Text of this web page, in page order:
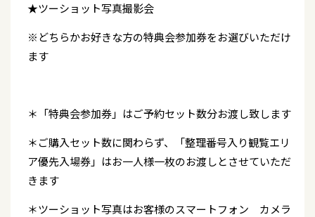
★ツーショット写真撮影会
※どちらかお好きな方の特典会参加券をお選びいただけ
ます
＊「特典会参加券」はご予約セット数分お渡し致します
＊ご購入セット数に関わらず、「整理番号入り観覧エリ
ア優先入場券」はお一人様一枚のお渡しとさせていただ
きます
＊ツーショット写真はお客様のスマートフォン カメラ